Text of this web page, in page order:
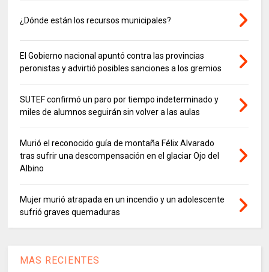
¿Dónde están los recursos municipales?
El Gobierno nacional apuntó contra las provincias
peronistas y advirtió posibles sanciones a los gremios
SUTEF confirmó un paro por tiempo indeterminado y
miles de alumnos seguirán sin volver a las aulas
Murió el reconocido guía de montaña Félix Alvarado
tras sufrir una descompensación en el glaciar Ojo del
Albino
Mujer murió atrapada en un incendio y un adolescente
sufrió graves quemaduras
MAS RECIENTES